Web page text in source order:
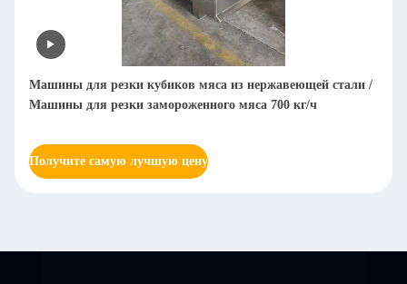
резки кубиков мяса из нержавеющей стали /
резки замороженного мяса 700 кг/ч
самую лучшую цену